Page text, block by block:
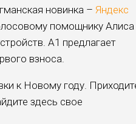
новинка – Яндекс
помощнику Алиса
А1 предлагает
взноса.
к Новому году.
здесь свое